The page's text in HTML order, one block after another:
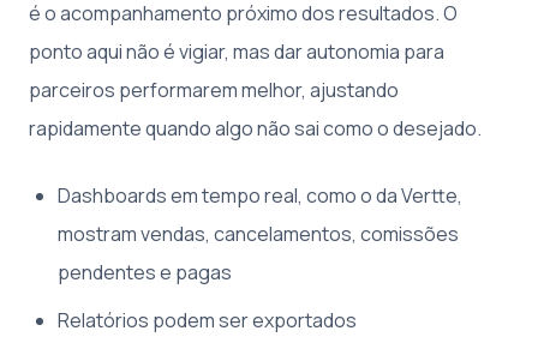
é o acompanhamento próximo dos resultados. O
ponto aqui não é vigiar, mas dar autonomia para
parceiros performarem melhor, ajustando
rapidamente quando algo não sai como o desejado.
Dashboards em tempo real, como o da Vertte,
mostram vendas, cancelamentos, comissões
pendentes e pagas
Relatórios podem ser exportados